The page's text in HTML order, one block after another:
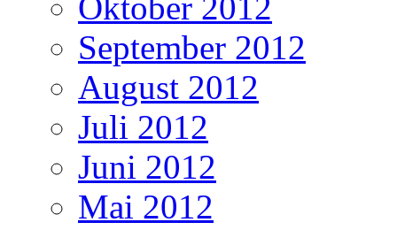
Oktober 2012
September 2012
August 2012
Juli 2012
Juni 2012
Mai 2012